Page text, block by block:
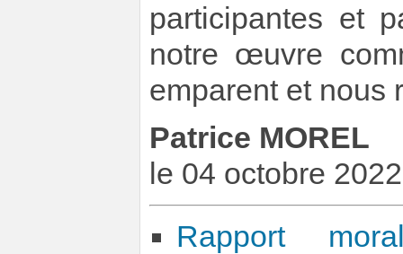
participantes et
notre œuvre
emparent et nous
Patrice MOREL
le 04 octobre 2022
Rapport